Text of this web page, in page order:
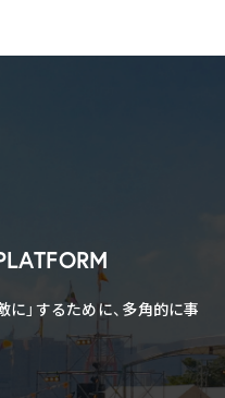
に」するために、多角的に事